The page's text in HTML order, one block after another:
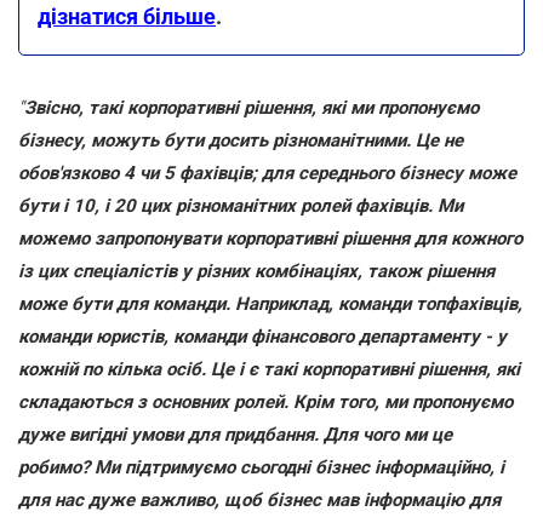
дізнатися більше.
"Звісно, такі корпоративні рішення, які ми пропонуємо
бізнесу, можуть бути досить різноманітними. Це не
обов'язково 4 чи 5 фахівців; для середнього бізнесу може
бути і 10, і 20 цих різноманітних ролей фахівців. Ми
можемо запропонувати корпоративні рішення для кожного
із цих спеціалістів у різних комбінаціях, також рішення
може бути для команди. Наприклад, команди топфахівців,
команди юристів, команди фінансового департаменту - у
кожній по кілька осіб. Це і є такі корпоративні рішення, які
складаються з основних ролей. Крім того, ми пропонуємо
дуже вигідні умови для придбання. Для чого ми це
робимо? Ми підтримуємо сьогодні бізнес інформаційно, і
для нас дуже важливо, щоб бізнес мав інформацію для